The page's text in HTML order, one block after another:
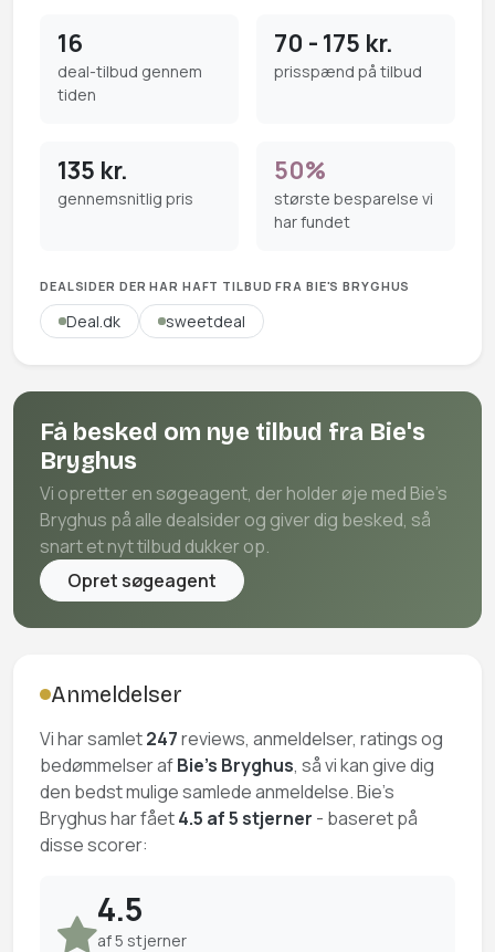
16
deal-tilbud gennem
tiden
70 - 175 kr.
prisspænd på tilbud
135 kr.
gennemsnitlig pris
50%
største besparelse vi
har fundet
DEALSIDER DER HAR HAFT TILBUD FRA BIE'S BRYGHUS
Deal.dk sweetdeal
Få besked om nye tilbud fra Bie's
Bryghus
Vi opretter en søgeagent, der holder øje med Bie's
Bryghus på alle dealsider og giver dig besked, så
snart et nyt tilbud dukker op.
Opret søgeagent
Anmeldelser
Vi har samlet247reviews, anmeldelser, ratings og
bedømmelser afBie's Bryghus, så vi kan give dig
den bedst mulige samlede anmeldelse. Bie's
Bryghus har fået4.5 af 5 stjerner - baseret på
disse scorer:
4.5
af 5 stjerner